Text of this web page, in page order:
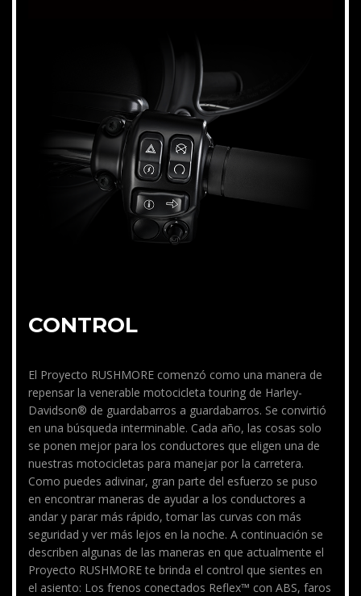
CONTROL
El Proyecto RUSHMORE comenzó como una manera de
repensar la venerable motocicleta touring de Harley-
Davidson® de guardabarros a guardabarros. Se convirtió
en una búsqueda interminable. Cada año, las cosas solo
se ponen mejor para los conductores que eligen una de
nuestras motocicletas para manejar por la carretera.
Como puedes adivinar, gran parte del esfuerzo se puso
en encontrar maneras de ayudar a los conductores a
andar y parar más rápido, tomar las curvas con más
seguridad y ver más lejos en la noche. A continuación se
describen algunas de las maneras en que actualmente el
Proyecto RUSHMORE te brinda el control que sientes en
el asiento: Los frenos conectados Reflex™ con ABS, faros